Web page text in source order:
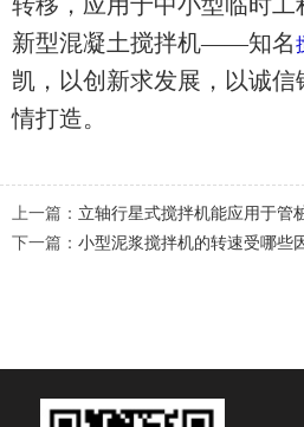
新型混凝土搅拌机——知名
凯，以创新求发展，以诚
情打造。
上一篇： 立轴行星式搅拌机能应用于管
下一篇： 小型泥浆搅拌机的转速受哪些